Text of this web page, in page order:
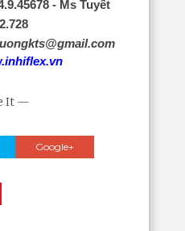
- Ms Tuyết
It —
Google+